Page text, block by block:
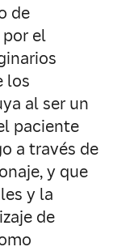
de
el
los
al ser un
paciente
a través de
y que
y la
de